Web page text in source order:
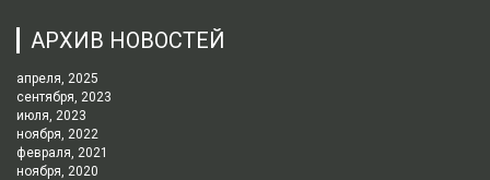
АРХИВ НОВОСТЕЙ
апреля, 2025
сентября, 2023
июля, 2023
ноября, 2022
февраля, 2021
ноября, 2020